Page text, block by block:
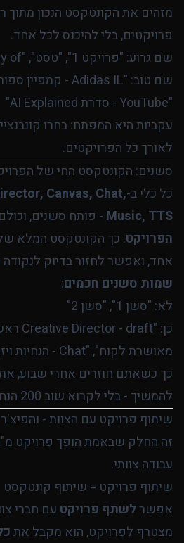
מזהים את הקונטקסט הנכון
פרויקטים, בלי להיכנס לכל אחד.
שם גרוע: "פרויקט 1", "טסט", "copy of חדש"
"YouTube - סדרת AI Explained"
עקביות היא המפתח: בחרו
לאורך כל הפרויקטים.
סשנים: הקונטקסט החי של
כל כלי ב-Kolbo -Canvas, Chat,
Music, TTS - פותח סשנים,
הפרויקט. כך הקונטקסט המלא
אחד, ואפשר לחזור בדיוק
שמות סשנים חכמים:
לא: "סשן 1", "סשן 2"
מאושרת לקוח", "Chat - הנחיות ויזואליות מגובשות"
כך כשאתם חוזרים אחרי שבוע,
להמשיך - בלי לקרוא שוב 200 הנחיות.
שיתוף פרויקט עם הצוות -
זה החלק שבאמת הופך פרויקט
עבודה צוותי.
שיתוף פרויקט = שיתוף קונטקסט
אפשרלשתף פרויקט עם חברי
מצטרף לפרויקט, הוא מקבל את